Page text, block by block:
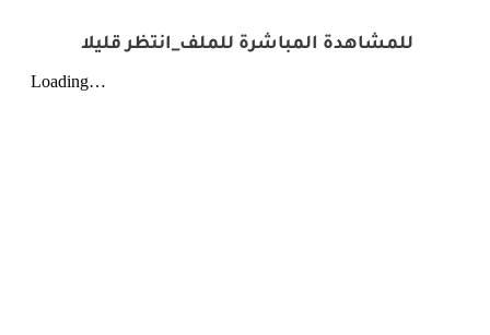
للمشاهدة المباشرة للملف_انتظر قليلا